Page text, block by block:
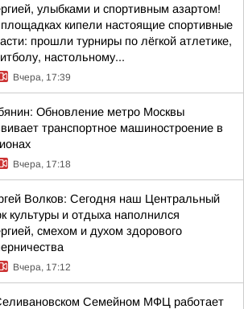
улыбками и спортивным азартом!
кипели настоящие спортивные
прошли турниры по лёгкой атлетике,
настольному...
Вчера, 17:39
Обновление метро Москвы
транспортное машиностроение в
Вчера, 17:18
Волков: Сегодня наш Центральный
культуры и отдыха наполнился
смехом и духом здорового
Вчера, 17:12
Семейном МФЦ работает